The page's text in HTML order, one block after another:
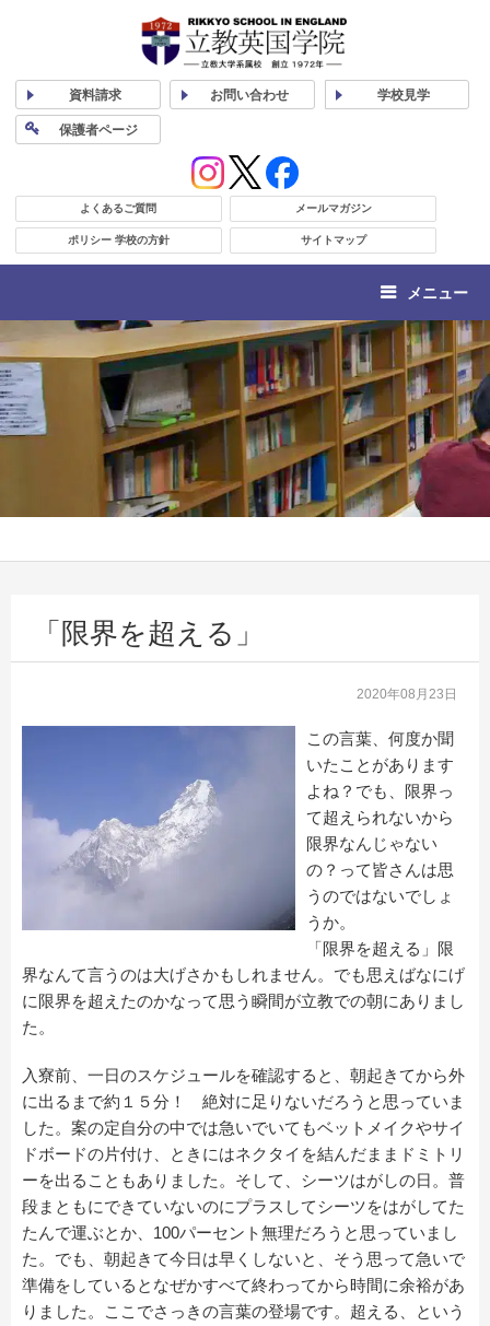
資料請求 お問い合わせ 学校見学
保護者ページ
よくあるご質問 メールマガジン
ポリシー 学校の方針 サイトマップ
メニュー
「限界を超える」
2020年08月23日
この言葉、何度か聞
いたことがあります
よね？でも、限界っ
て超えられないから
限界なんじゃない
の？って皆さんは思
うのではないでしょ
うか。
「限界を超える」限
界なんて言うのは大げさかもしれません。でも思えばなにげ
に限界を超えたのかなって思う瞬間が立教での朝にありまし
た。
入寮前、一日のスケジュールを確認すると、朝起きてから外
に出るまで約１５分！ 絶対に足りないだろうと思っていま
した。案の定自分の中では急いでいてもベットメイクやサイ
ドボードの片付け、ときにはネクタイを結んだままドミトリ
ーを出ることもありました。そして、シーツはがしの日。普
段まともにできていないのにプラスしてシーツをはがしてた
たんで運ぶとか、100パーセント無理だろうと思っていまし
た。でも、朝起きて今日は早くしないと、そう思って急いで
準備をしているとなぜかすべて終わってから時間に余裕があ
りました。ここでさっきの言葉の登場です。超える、という